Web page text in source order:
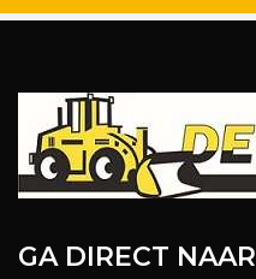
GA DIRECT NAAR